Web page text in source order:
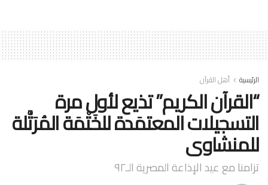
الرئيسية أهل القرآن
“القرآن الكريم” تذيع لأول مرة
التسجيلات المعتمَدة للخَتْمَة المُرَتَّلة
للمنشاوى
تزامنا مع عيد الإذاعة المصرية الـ٩٢